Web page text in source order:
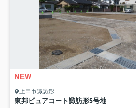
NEW
上田市諏訪形
東邦ピュアコート諏訪形5号地